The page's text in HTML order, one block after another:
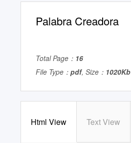
Palabra Creadora
Total Page： 16
File Type： pdf, Size： 1020Kb
Html View Text View